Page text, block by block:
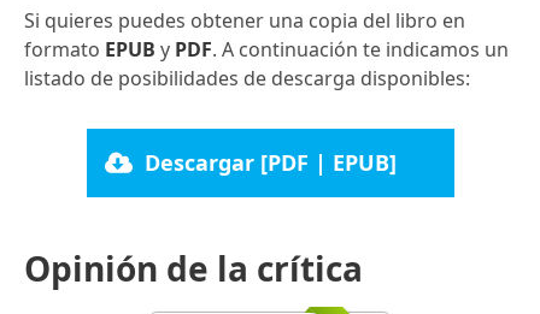
Si quieres puedes obtener una copia del libro en
formato EPUB y PDF. A continuación te indicamos un
listado de posibilidades de descarga disponibles:
Descargar [PDF | EPUB]
Opinión de la crítica